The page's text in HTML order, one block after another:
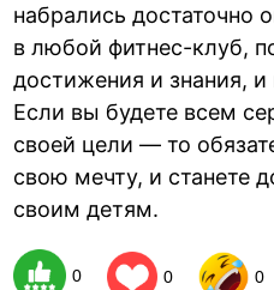
набрались достаточно
в любой фитнес-клуб,
достижения и знания, и
Если вы будете всем
своей цели — то
свою мечту, и станете
своим детям.
0 0 0